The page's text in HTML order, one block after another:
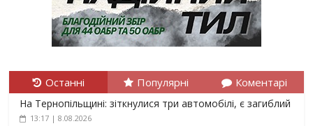
Останні Популярні Коментарі
На Тернопільщині: зіткнулися три автомобілі, є загиблий
13:17 | 8.08.2026